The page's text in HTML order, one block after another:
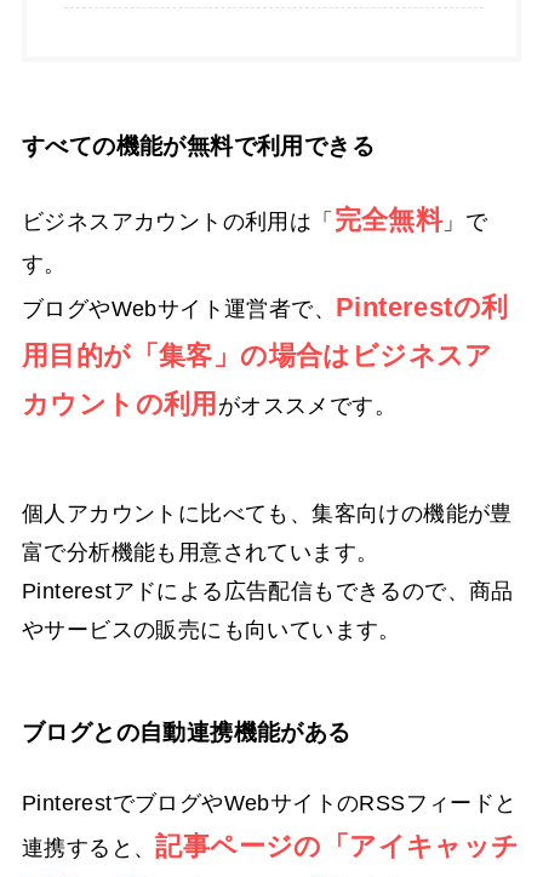
すべての機能が無料で利用できる
ビジネスアカウントの利用は「 完全無料」で
す。
ブログやWebサイト運営者で、 Pinterestの利
用目的が「集客」の場合はビジネスア
カウントの利用 がオススメです。
個人アカウントに比べても、集客向けの機能が豊
富で分析機能も用意されています。
Pinterestアドによる広告配信もできるので、商品
やサービスの販売にも向いています。
ブログとの自動連携機能がある
PinterestでブログやWebサイトのRSSフィードと
連携すると、記事ページの「アイキャッチ